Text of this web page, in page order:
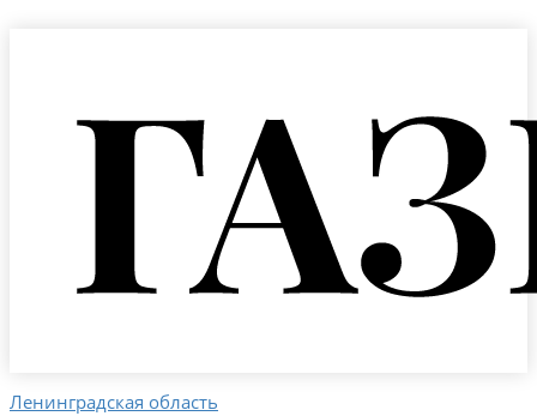
Ленинградская область